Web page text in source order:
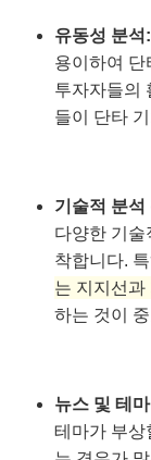
유동성 분석:
용이하여 단
투자자들의
들이 단타
기술적 분석
다양한 기술
착합니다. 특
는 지지선과
하는 것이
뉴스 및 테
테마가 부상